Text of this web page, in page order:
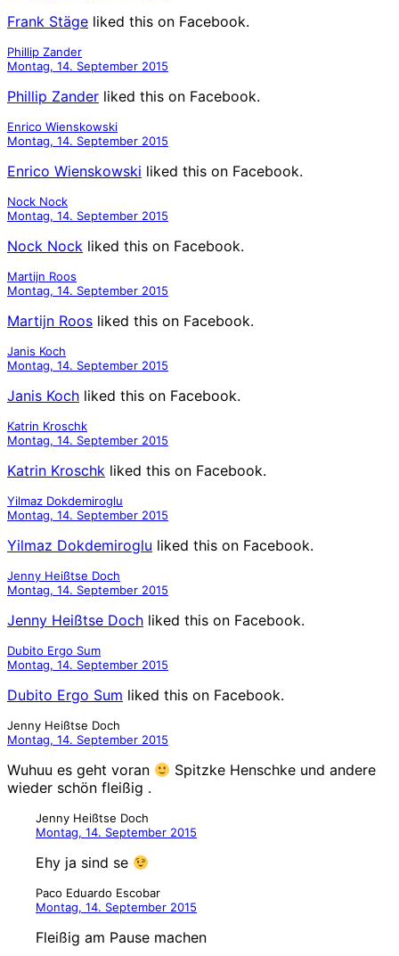
Frank Stäge liked this on Facebook.
Phillip Zander
Montag, 14. September 2015
Phillip Zander liked this on Facebook.
Enrico Wienskowski
Montag, 14. September 2015
Enrico Wienskowski liked this on Facebook.
Nock Nock
Montag, 14. September 2015
Nock Nock liked this on Facebook.
Martijn Roos
Montag, 14. September 2015
Martijn Roos liked this on Facebook.
Janis Koch
Montag, 14. September 2015
Janis Koch liked this on Facebook.
Katrin Kroschk
Montag, 14. September 2015
Katrin Kroschk liked this on Facebook.
Yilmaz Dokdemiroglu
Montag, 14. September 2015
Yilmaz Dokdemiroglu liked this on Facebook.
Jenny Heißtse Doch
Montag, 14. September 2015
Jenny Heißtse Doch liked this on Facebook.
Dubito Ergo Sum
Montag, 14. September 2015
Dubito Ergo Sum liked this on Facebook.
Jenny Heißtse Doch
Montag, 14. September 2015
Wuhuu es geht voran
Spitzke Henschke und andere
wieder schön fleißig .
Jenny Heißtse Doch
Montag, 14. September 2015
Ehy ja sind se
Paco Eduardo Escobar
Montag, 14. September 2015
Fleißig am Pause machen